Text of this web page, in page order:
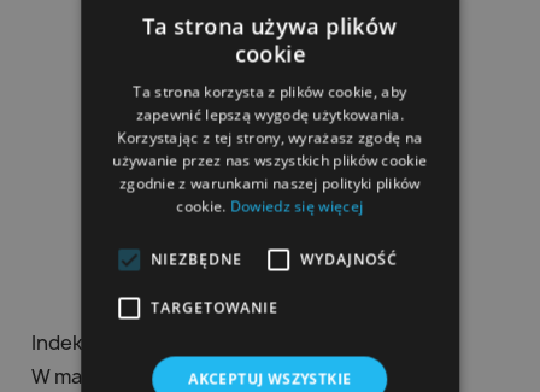
Indeks
W magazynie
42 Przedmioty
Ta strona używa plików
cookie
Ta strona korzysta z plików cookie, aby
zapewnić lepszą wygodę użytkowania.
Korzystając z tej strony, wyrażasz zgodę na
używanie przez nas wszystkich plików cookie
zgodnie z warunkami naszej polityki plików
cookie. Dowiedz się więcej
NIEZBĘDNE WYDAJNOŚĆ
TARGETOWANIE
AKCEPTUJ WSZYSTKIE